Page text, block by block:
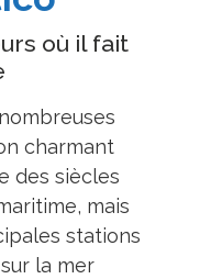
où il fait
charmant
des siècles
mais
stations
la mer